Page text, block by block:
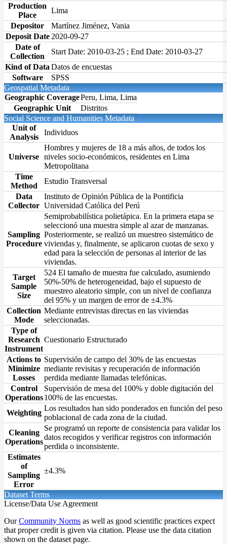
Production
Place
Lima
Depositor
Martínez Jiménez, Vania
Deposit Date 2020-09-27
Date of
Collection
Start Date: 2010-03-25 ; End Date: 2010-03-27
Kind of Data Datos de encuestas
Software
SPSS
Geospatial Metadata
Geographic CoveragePeru, Lima, Lima
Geographic Unit
Distritos
Social Science and Humanities Metadata
Unit of
Analysis
Individuos
Universe
Hombres y mujeres de 18 a más años, de todos los
niveles socio-económicos, residentes en Lima
Metropolitana
Time
Method
Estudio Transversal
Data
Collector
Instituto de Opinión Pública de la Pontificia
Universidad Católica del Perú
Sampling
Procedure
Semiprobabilística polietápica. En la primera etapa se
seleccionó una muestra simple al azar de manzanas.
Posteriormente, se realizó un muestreo sistemático de
viviendas y, finalmente, se aplicaron cuotas de sexo y
edad para la selección de personas al interior de las
viviendas.
Target
Sample
Size
524 El tamaño de muestra fue calculado, asumiendo
50%-50% de heterogeneidad, bajo el supuesto de
muestreo aleatorio simple, con un nivel de confianza
del 95% y un margen de error de ±4.3%
Collection
Mode
Mediante entrevistas directas en las viviendas
seleccionadas.
Type of
Research
Instrument
Cuestionario Estructurado
Actions to
Minimize
Losses
Supervisión de campo del 30% de las encuestas
mediante revisitas y recuperación de información
perdida mediante llamadas telefónicas.
Control
Operations
Supervisión de mesa del 100% y doble digitación del
100% de las encuestas.
Weighting
Los resultados han sido ponderados en función del peso
poblacional de cada zona de la ciudad.
Cleaning
Operations
Se programó un reporte de consistencia para validar los
datos recogidos y verificar registros con información
perdida o inconsistente.
Estimates
of
Sampling
Error
±4.3%
Dataset Terms
License/Data Use Agreement
OurCommunity Norms as well as good scientific practices expect
that proper credit is given via citation. Please use the data citation
shown on the dataset page.